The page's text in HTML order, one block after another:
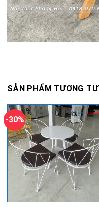
SẢN PHẨM TƯƠNG TỰ
-30%